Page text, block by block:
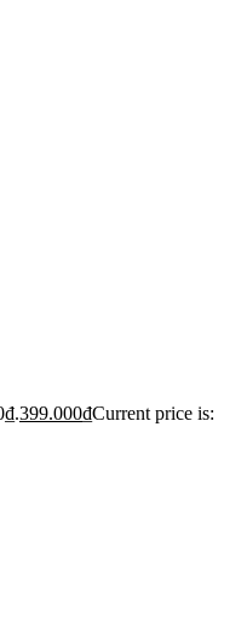
399.000₫Current price is: